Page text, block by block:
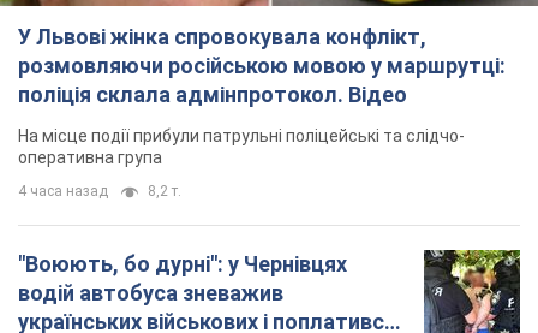
"Воюють, бо дурні": у Чернівцях
водій автобуса зневажив
українських військових і поплатився.
Відео
та образ військових
"Не слідкує за сексуальністю": у
Києві консультант салону краси
образив жінку після хімієтерапії,